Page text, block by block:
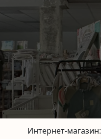
Интернет-магазин: